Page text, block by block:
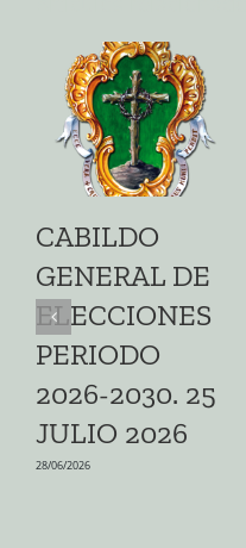
CABILDO
GENERAL DE
ELECCIONES
PERIODO
2026-2030. 25
JULIO 2026
28/06/2026